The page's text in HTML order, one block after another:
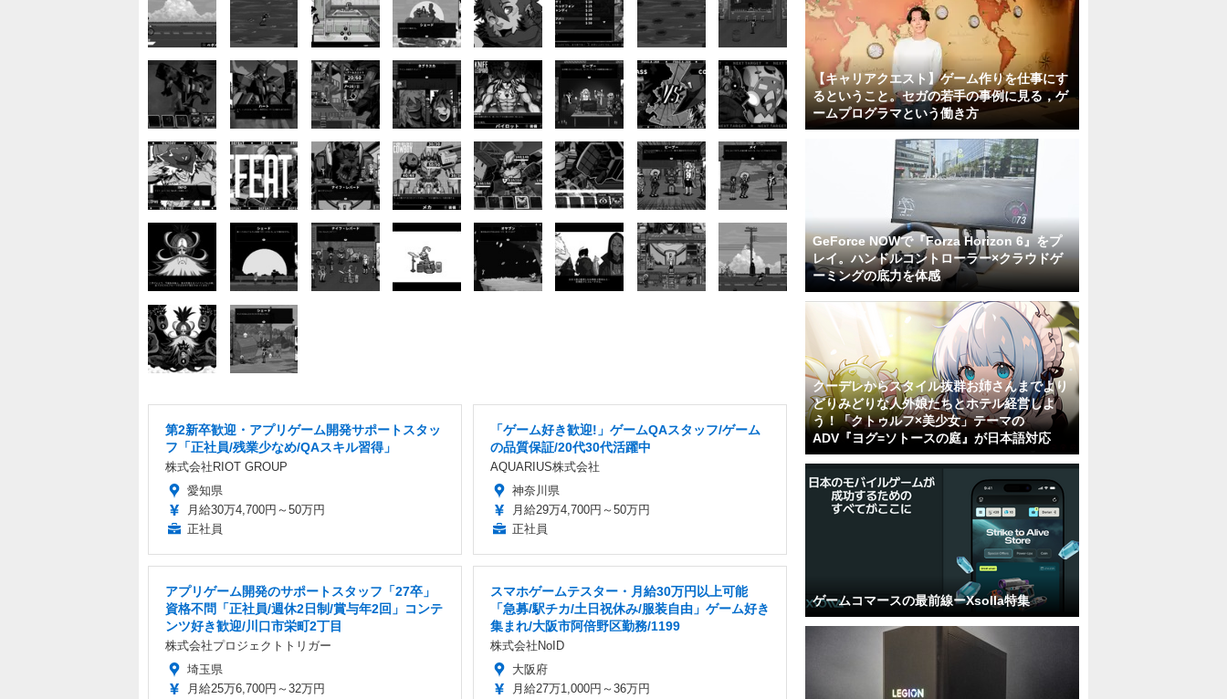
第2新卒歓迎・アプリゲーム開発サポートスタッ
フ「正社員/残業少なめ/QAスキル習得」
株式会社RIOT GROUP
愛知県
月給30万4,700円～50万円
正社員
「ゲーム好き歓迎!」ゲームQAスタッフ/ゲーム
の品質保証/20代30代活躍中
AQUARIUS株式会社
神奈川県
月給29万4,700円～50万円
正社員
アプリゲーム開発のサポートスタッフ「27卒」
資格不問「正社員/週休2日制/賞与年2回」コンテ
ンツ好き歓迎/川口市栄町2丁目
株式会社プロジェクトトリガー
埼玉県
月給25万6,700円～32万円
スマホゲームテスター・月給30万円以上可能
「急募/駅チカ/土日祝休み/服装自由」ゲーム好き
集まれ/大阪市阿倍野区勤務/1199
株式会社NoID
大阪府
月給27万1,000円～36万円
【キャリアクエスト】ゲーム作りを仕事にす
るということ。セガの若手の事例に見る，ゲ
ームプログラマという働き方
GeForce NOWで『Forza Horizon 6』をプ
レイ。ハンドルコントローラー×クラウドゲ
ーミングの底力を体感
クーデレからスタイル抜群お姉さんまでより
どりみどりな人外娘たちとホテル経営しよ
う！「クトゥルフ×美少女」テーマの
ADV『ヨグ=ソトースの庭』が日本語対応
ゲームコマースの最前線ーXsolla特集